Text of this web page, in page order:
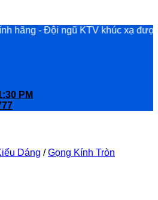
ngũ KTV khúc xạ được đào
PM
Dáng / Gọng Kính Tròn